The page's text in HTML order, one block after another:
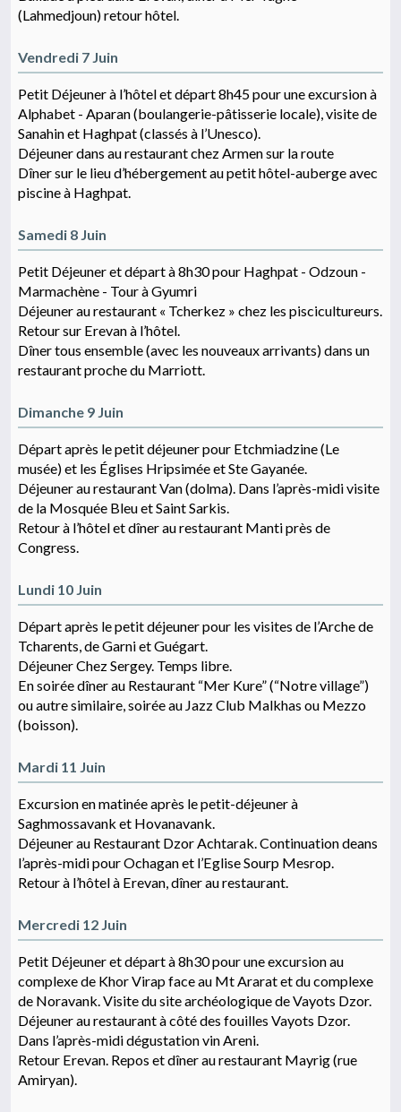
(Lahmedjoun) retour hôtel.
Vendredi 7 Juin
Petit Déjeuner à l’hôtel et départ 8h45 pour une excursion à
Alphabet - Aparan (boulangerie-pâtisserie locale), visite de
Sanahin et Haghpat (classés à l’Unesco).
Déjeuner dans au restaurant chez Armen sur la route
Dîner sur le lieu d’hébergement au petit hôtel-auberge avec
piscine à Haghpat.
Samedi 8 Juin
Petit Déjeuner et départ à 8h30 pour Haghpat - Odzoun -
Marmachène - Tour à Gyumri
Déjeuner au restaurant « Tcherkez » chez les piscicultureurs.
Retour sur Erevan à l’hôtel.
Dîner tous ensemble (avec les nouveaux arrivants) dans un
restaurant proche du Marriott.
Dimanche 9 Juin
Départ après le petit déjeuner pour Etchmiadzine (Le
musée) et les Églises Hripsimée et Ste Gayanée.
Déjeuner au restaurant Van (dolma). Dans l’après-midi visite
de la Mosquée Bleu et Saint Sarkis.
Retour à l’hôtel et dîner au restaurant Manti près de
Congress.
Lundi 10 Juin
Départ après le petit déjeuner pour les visites de l’Arche de
Tcharents, de Garni et Guégart.
Déjeuner Chez Sergey. Temps libre.
En soirée dîner au Restaurant “Mer Kure” (“Notre village”)
ou autre similaire, soirée au Jazz Club Malkhas ou Mezzo
(boisson).
Mardi 11 Juin
Excursion en matinée après le petit-déjeuner à
Saghmossavank et Hovanavank.
Déjeuner au Restaurant Dzor Achtarak. Continuation deans
l’après-midi pour Ochagan et l’Eglise Sourp Mesrop.
Retour à l’hôtel à Erevan, dîner au restaurant.
Mercredi 12 Juin
Petit Déjeuner et départ à 8h30 pour une excursion au
complexe de Khor Virap face au Mt Ararat et du complexe
de Noravank. Visite du site archéologique de Vayots Dzor.
Déjeuner au restaurant à côté des fouilles Vayots Dzor.
Dans l’après-midi dégustation vin Areni.
Retour Erevan. Repos et dîner au restaurant Mayrig (rue
Amiryan).